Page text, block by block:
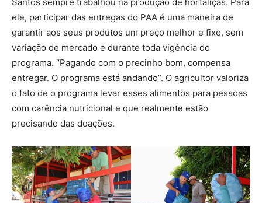
ele, participar das entregas do PAA é uma maneira de
garantir aos seus produtos um preço melhor e fixo, sem
variação de mercado e durante toda vigência do
programa. “Pagando com o precinho bom, compensa
entregar. O programa está andando”. O agricultor valoriza
o fato de o programa levar esses alimentos para pessoas
com carência nutricional e que realmente estão
precisando das doações.